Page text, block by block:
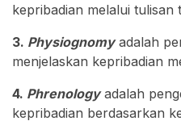
kepribadian melalui tulisan
3. Physiognomyadalah
menjelaskan kepribadian
4. Phrenologyadalah
kepribadian berdasarkan